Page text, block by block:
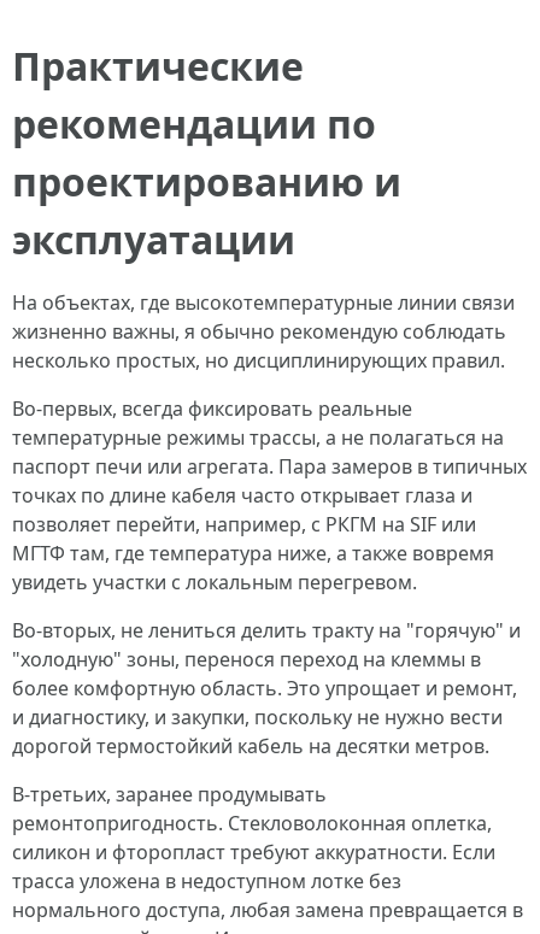
Практические
рекомендации по
проектированию и
эксплуатации
На объектах, где высокотемпературные линии связи
жизненно важны, я обычно рекомендую соблюдать
несколько простых, но дисциплинирующих правил.
Во-первых, всегда фиксировать реальные
температурные режимы трассы, а не полагаться на
паспорт печи или агрегата. Пара замеров в типичных
точках по длине кабеля часто открывает глаза и
позволяет перейти, например, с РКГМ на SIF или
МГТФ там, где температура ниже, а также вовремя
увидеть участки с локальным перегревом.
Во-вторых, не лениться делить тракту на "горячую" и
"холодную" зоны, перенося переход на клеммы в
более комфортную область. Это упрощает и ремонт,
и диагностику, и закупки, поскольку не нужно вести
дорогой термостойкий кабель на десятки метров.
В-третьих, заранее продумывать
ремонтопригодность. Стекловолоконная оплетка,
силикон и фторопласт требуют аккуратности. Если
трасса уложена в недоступном лотке без
нормального доступа, любая замена превращается в